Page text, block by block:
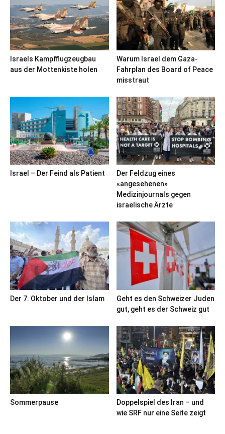
Israels Kampfflugzeugbau
aus der Mottenkiste holen
Warum Israel dem Gaza-
Fahrplan des Board of Peace
misstraut
Israel – Der Feind als Patient
Der Feldzug eines
«angesehenen»
Medizinjournals gegen
israelische Ärzte
Der 7. Oktober und der Islam
Geht es den Schweizer Juden
gut, geht es der Schweiz gut
Sommerpause
Doppelspiel des Iran – und
wie SRF nur eine Seite zeigt